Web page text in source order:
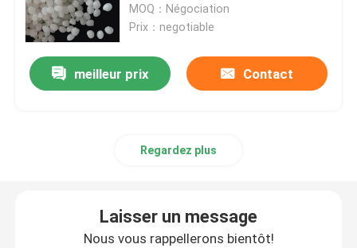
MOQ：Négociation
Prix：negotiable
meilleur prix Contact
Regardez plus
Laisser un message
Nous vous rappellerons bientôt!